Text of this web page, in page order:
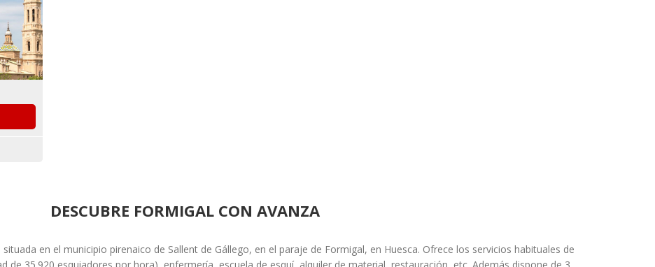
DESCUBRE FORMIGAL CON AVANZA
en el municipio pirenaico de Sallent de Gállego, en el paraje de Formigal, en Huesca. Ofrece los servicios habituales de